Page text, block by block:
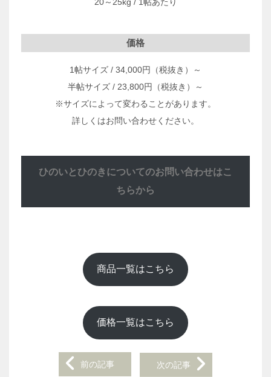
価格
1帖サイズ / 34,000円（税抜き）～
半帖サイズ / 23,800円（税抜き）～
※サイズによって変わることがあります。
詳しくはお問い合わせください。
ひのいとひのきについてのお問い合わせはこ
ちらから
商品一覧はこちら
価格一覧はこちら
前の記事 次の記事